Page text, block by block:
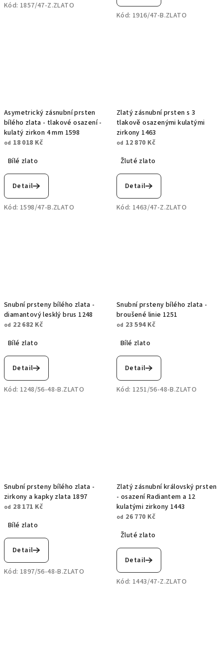
Kód: 1857/47-Z.ZLATO
Kód: 1916/47-B.ZLATO
Asymetrický zásnubní prsten
bílého zlata - tlakové osazení -
kulatý zirkon 4 mm 1598
od 18 018 Kč
Bílé zlato
Detail
Kód: 1598/47-B.ZLATO
Zlatý zásnubní prsten s 3
tlakově osazenými kulatými
zirkony 1463
od 12 870 Kč
Žluté zlato
Detail
Kód: 1463/47-Z.ZLATO
Snubní prsteny bílého zlata -
diamantový lesklý brus 1248
od 22 682 Kč
Bílé zlato
Detail
Kód: 1248/56-48-B.ZLATO
Snubní prsteny bílého zlata -
broušené linie 1251
od 23 594 Kč
Bílé zlato
Detail
Kód: 1251/56-48-B.ZLATO
Snubní prsteny bílého zlata -
zirkony a kapky zlata 1897
od 28 171 Kč
Bílé zlato
Detail
Kód: 1897/56-48-B.ZLATO
Zlatý zásnubní královský prsten
- osazení Radiantem a 12
kulatými zirkony 1443
od 26 770 Kč
Žluté zlato
Detail
Kód: 1443/47-Z.ZLATO